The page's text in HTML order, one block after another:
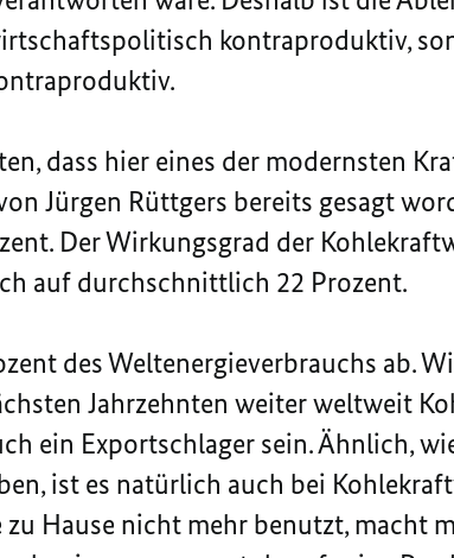
kontraproduktiv,
dass hier eines der modernsten
Jürgen Rüttgers bereits gesagt
Der Wirkungsgrad der
auf durchschnittlich 22 Prozent.
des Weltenergieverbrauchs ab.
Jahrzehnten weiter weltweit
ein Exportschlager sein. Ähnlich,
ist es natürlich auch bei
Hause nicht mehr benutzt, macht